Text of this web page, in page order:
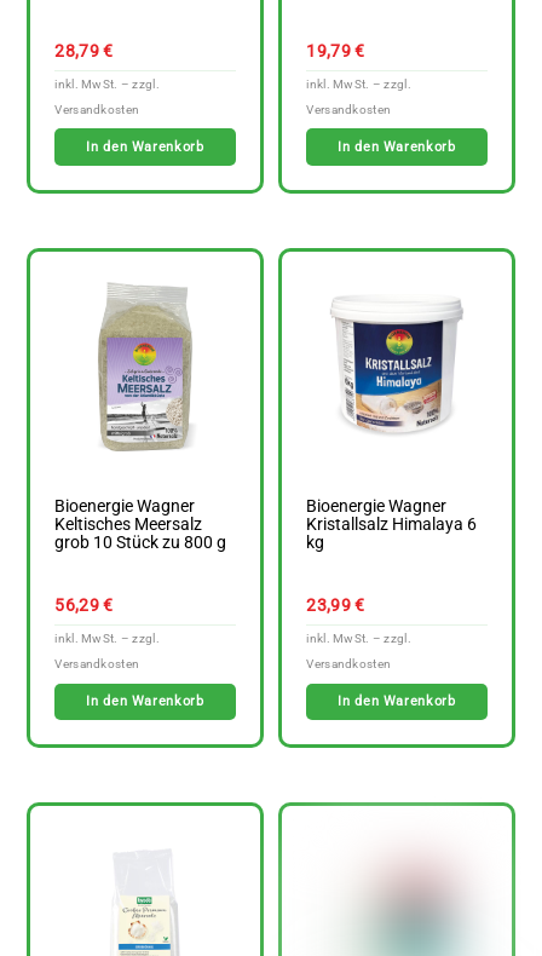
28,79€
In den Warenkorb
19,79€
In den Warenkorb
Bioenergie Wagner
Keltisches Meersalz
grob 10 Stück zu 800 g
56,29€
In den Warenkorb
Bioenergie Wagner
Kristallsalz Himalaya 6
kg
23,99€
In den Warenkorb